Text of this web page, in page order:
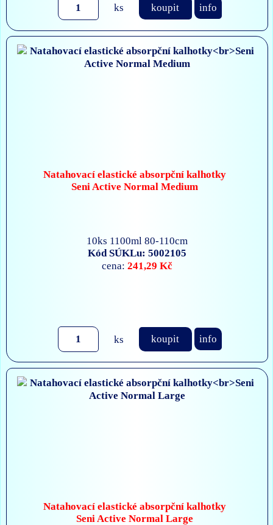
ks koupit info
Natahovací elastické absorpční kalhotky
Seni Active Normal Medium
10ks 1100ml 80-110cm
Kód SÚKLu: 5002105
cena: 241,29 Kč
ks koupit info
Natahovací elastické absorpční kalhotky
Seni Active Normal Large